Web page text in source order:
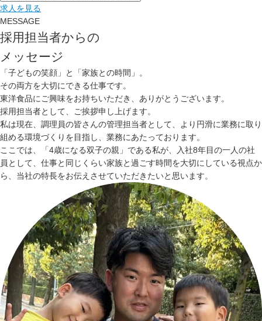
求人を見る
MESSAGE
採用担当者からの
メッセージ
「子どもの笑顔」と「家族との時間」。
その両方を大切にできる仕事です。
東洋食品にご興味をお持ちいただき、ありがとうございます。
採用担当者として、ご挨拶申し上げます。
私は現在、調理員の皆さんの管理担当者として、より円滑に業務に取り
組める環境づくりを目指し、業務にあたっております。
ここでは、「4歳になる双子の親」である私が、入社8年目の一人の社
員として、仕事と同じくらい家族と過ごす時間を大切にしている視点か
ら、当社の特長をお伝えさせていただきたいと思います。